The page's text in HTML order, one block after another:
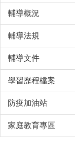
輔導概況
輔導法規
輔導文件
學習歷程檔案
防疫加油站
家庭教育專區